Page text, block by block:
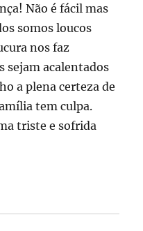
Não é fácil mas
somos loucos
nos faz
sejam acalentados
a plena certeza de
tem culpa.
triste e sofrida